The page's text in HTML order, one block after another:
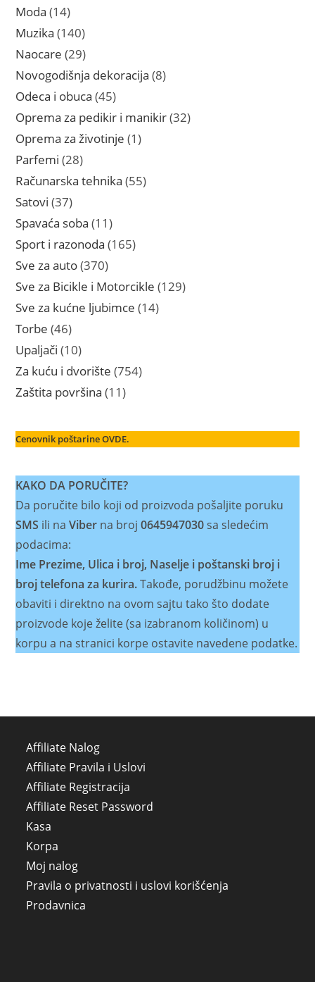
Moda 1414
proizvoda
Muzika 140140
proizvoda
Naocare 2929
proizvoda
Novogodišnja dekoracija 88
Odeca i obuca 4545
proizvoda
Oprema za pedikir i manikir 3232
Oprema za životinje 11
Parfemi 2828
proizvoda
Računarska tehnika 5555
Satovi 3737
proizvoda
Spavaća soba 1111
proizvoda
Sport i razonoda 165165
Sve za auto 370370
proizvoda
Sve za Bicikle i Motorcikle 129129
Sve za kućne ljubimce 1414
Torbe 4646
proizvoda
Upaljači 1010
proizvoda
Za kuću i dvorište 754754
Zaštita površina 1111
Cenovnik poštarine OVDE.
KAKO DA PORUČITE?
Da poručite bilo koji od proizvoda pošaljite poruku
SMS ili naViber na broj0645947030sa sledećim
podacima:
Ime Prezime, Ulica i broj, Naselje i poštanski broj i
broj telefona za kurira.Takođe, porudžbinu možete
obaviti i direktno na ovom sajtu tako što dodate
proizvode koje želite (sa izabranom količinom) u
korpu a na stranici korpe ostavite navedene podatke.
Affiliate Nalog
Affiliate Pravila i Uslovi
Affiliate Registracija
Affiliate Reset Password
Kasa
Korpa
Moj nalog
Pravila o privatnosti i uslovi korišćenja
Prodavnica